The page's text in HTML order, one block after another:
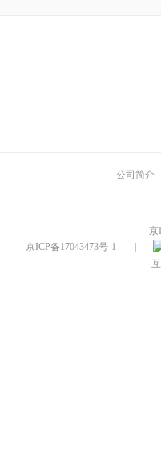
公司简介
京
京ICP备17043473号-1